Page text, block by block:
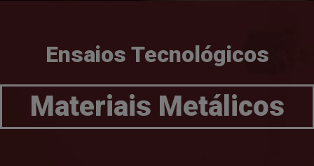
Ensaios Tecnológicos
Materiais Metálicos